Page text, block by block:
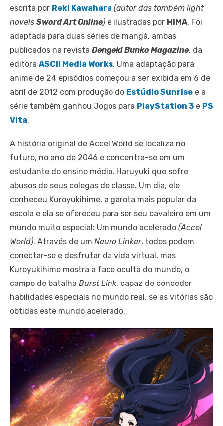
escrita por Reki Kawahara (autor das também light
novels Sword Art Online) e ilustradas por HiMA. Foi
adaptada para duas séries de mangá, ambas
publicados na revista Dengeki Bunko Magazine, da
editora ASCII Media Works. Uma adaptação para
anime de 24 episódios começou a ser exibida em 6 de
abril de 2012 com produção do Estúdio Sunrise e a
série também ganhou Jogos para PlayStation 3 e PS
Vita.
A história original de Accel World se localiza no
futuro, no ano de 2046 e concentra-se em um
estudante do ensino médio, Haruyuki que sofre
abusos de seus colegas de classe. Um dia, ele
conheceu Kuroyukihime, a garota mais popular da
escola e ela se ofereceu para ser seu cavaleiro em um
mundo muito especial: Um mundo acelerado (Accel
World). Através de um Neuro Linker, todos podem
conectar-se e desfrutar da vida virtual, mas
Kuroyukihime mostra a face oculta do mundo, o
campo de batalha Burst Link, capaz de conceder
habilidades especiais no mundo real, se as vitórias são
obtidas este mundo acelerado.